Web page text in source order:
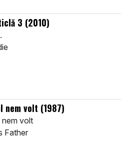
3 (2010)
nem volt (1987)
volt
Father